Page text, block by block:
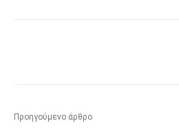
Προηγούμενο άρθρο